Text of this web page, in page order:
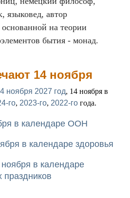
языковед, автор
на теории
бытия - монад.
14 ноября
ноября 2027 год, 14 ноября в
го, 2023-го, 2022-го года.
в календаре ООН
в календаре здоровья
в календаре